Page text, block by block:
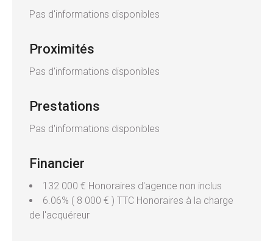
Pas d'informations disponibles
Proximités
Pas d'informations disponibles
Prestations
Pas d'informations disponibles
Financier
132 000 € Honoraires d'agence non inclus
6.06% ( 8 000 € ) TTC Honoraires à la charge
de l'acquéreur